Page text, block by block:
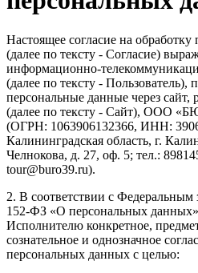
Настоящее согласие на
(далее по тексту - Согласие)
информационно-
(далее по тексту - Пользователь),
персональные данные через
(далее по тексту - Сайт), ООО
(ОГРН: 1063906132366, ИНН:
Калининградская область, г.
Челнокова, д. 27, оф. 5; тел.:
tour@buro39.ru).
2. В соответствии с
152-ФЗ «О персональных данных»
Исполнителю конкретное,
сознательное и однозначное
персональных данных с целью: